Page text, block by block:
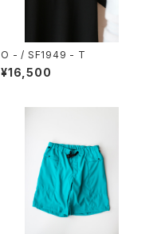
O - / SF1949 - T
¥16,500